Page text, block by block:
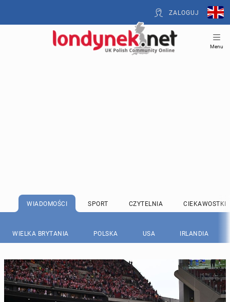
ZALOGUJ
Menu
WIADOMOŚCI SPORT CZYTELNIA CIEKAWOSTKI
WIELKA BRYTANIA POLSKA USA IRLANDIA